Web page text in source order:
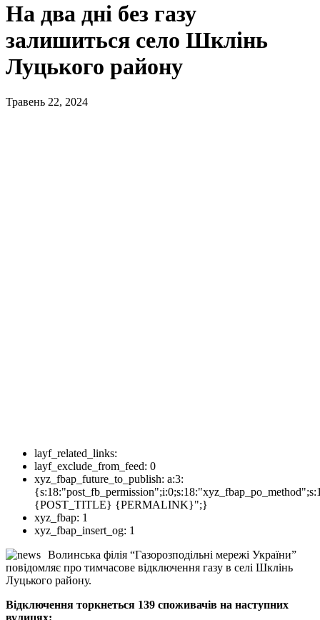
На два дні без газу
залишиться село Шклінь
Луцького району
Травень 22, 2024
layf_related_links:
layf_exclude_from_feed: 0
xyz_fbap_future_to_publish: a:3:
{POST_TITLE} {PERMALINK}";}
xyz_fbap: 1
xyz_fbap_insert_og: 1
Волинська філія “Газорозподільні мережі України”
повідомляє про тимчасове відключення газу в селі Шклінь
Луцького району.
Відключення торкнеться 139 споживачів на наступних
вулицях: